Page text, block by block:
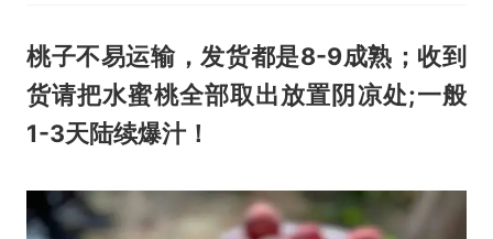
桃子不易运输，发货都是8-9成熟；收到
货请把水蜜桃全部取出放置阴凉处;一般
1-3天陆续爆汁！